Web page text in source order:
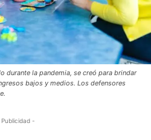
durante la pandemia, se creó para brindar
bajos y medios. Los defensores
-